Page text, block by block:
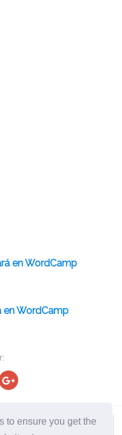
to ensure you get the
en WordCamp
en WordCamp
Svenska Norsk